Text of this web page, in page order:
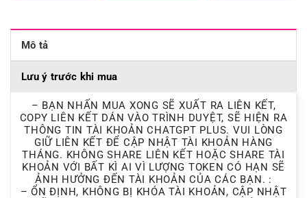
Mô tả
Lưu ý trước khi mua
– BẠN NHẤN MUA XONG SẼ XUẤT RA LIÊN KẾT,
COPY LIÊN KẾT DÁN VÀO TRÌNH DUYỆT, SẼ HIỆN RA
THÔNG TIN TÀI KHOẢN CHATGPT PLUS. VUI LÒNG
GIỮ LIÊN KẾT ĐỂ CẬP NHẬT TÀI KHOẢN HÀNG
THÁNG. KHÔNG SHARE LIÊN KẾT HOẶC SHARE TÀI
KHOẢN VỚI BẤT KÌ AI VÌ LƯỢNG TOKEN CÓ HẠN SẼ
ẢNH HƯỞNG ĐẾN TÀI KHOẢN CỦA CÁC BẠN. :
– ỔN ĐỊNH, KHÔNG BỊ KHÓA TÀI KHOẢN, CẬP NHẬT